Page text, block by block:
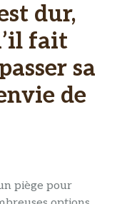
dur,
fait
sa
de
piège pour